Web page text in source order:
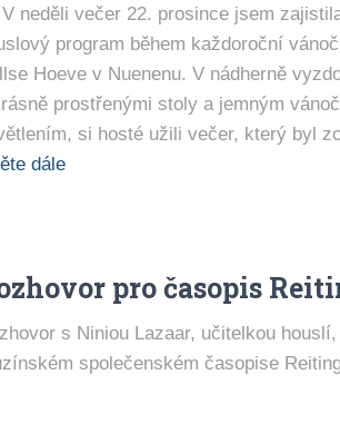
V neděli večer 22. prosince jsem
program během každoroční
Hoeve v Nuenenu. V nádherně
prostřenými stoly a jemným
si hosté užili večer, který byl
dále
pro časopis
s Niniou Lazaar, učitelkou
společenském časopise